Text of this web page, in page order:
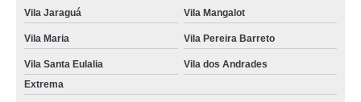
Vila Jaraguá Vila Mangalot
Vila Maria Vila Pereira Barreto
Vila Santa Eulalia
Vila dos Andrades
Extrema